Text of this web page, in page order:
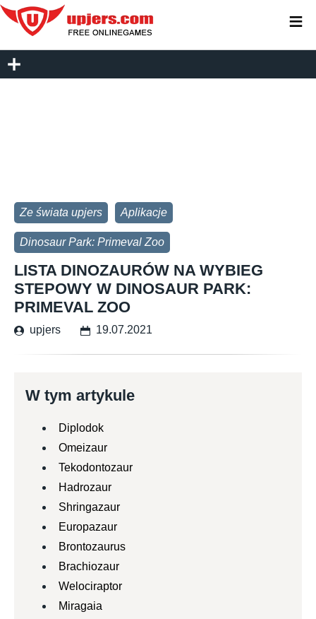
Ze świata upjers Aplikacje
Dinosaur Park: Primeval Zoo
LISTA DINOZAURÓW NA WYBIEG
STEPOWY W DINOSAUR PARK:
PRIMEVAL ZOO
upjers 19.07.2021
W tym artykule
Diplodok
Omeizaur
Tekodontozaur
Hadrozaur
Shringazaur
Europazaur
Brontozaurus
Brachiozaur
Welociraptor
Miragaia
≡